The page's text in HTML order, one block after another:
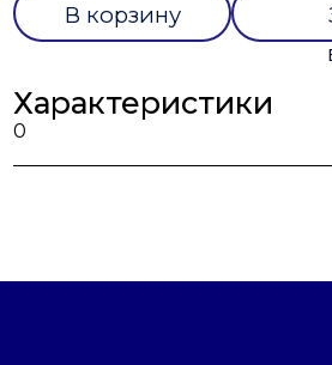
В корзину
Характеристики
0